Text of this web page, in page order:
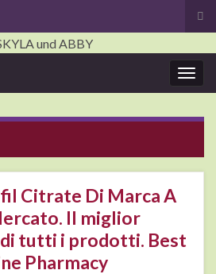
Citrate Di Marca A
Il miglior
tutti i prodotti. Best
Pharmacy